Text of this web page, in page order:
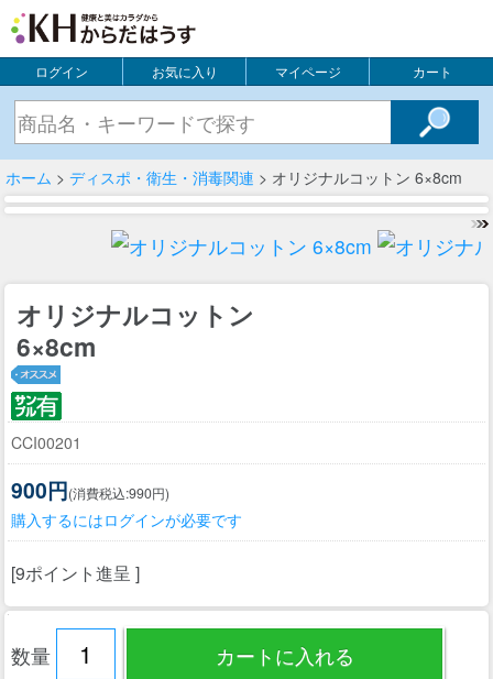
ログイン お気に入り マイページ カート
ホーム > ディスポ・衛生・消毒関連 > オリジナルコットン 6×8cm
オリジナルコットン
6×8cm
CCI00201
900円(消費税込:990円)
購入するにはログインが必要です
[9ポイント進呈 ]
数量